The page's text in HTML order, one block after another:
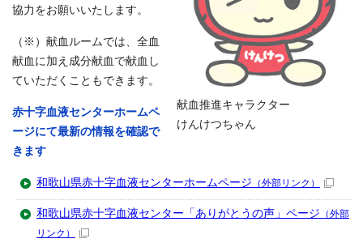
献血推進キャラクター
けんけつちゃん
協力をお願いいたします。
（※）献血ルームでは、全血
献血に加え成分献血で献血し
ていただくこともできます。
赤十字血液センターホームペ
ージにて最新の情報を確認で
きます
和歌山県赤十字血液センターホームページ （外部リンク）
和歌山県赤十字血液センター「ありがとうの声」ページ （外部
リンク）